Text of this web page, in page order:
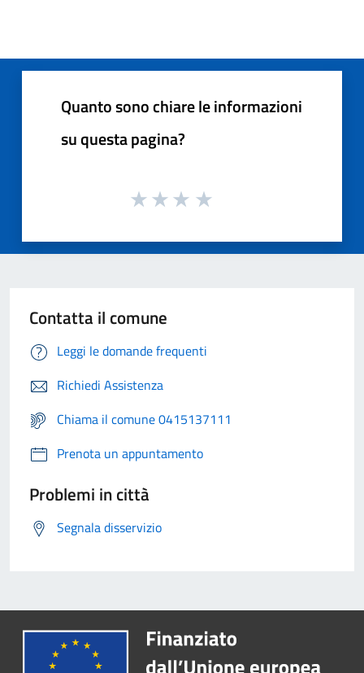
Quanto sono chiare le informazioni
su questa pagina?
Contatta il comune
Leggi le domande frequenti
Richiedi Assistenza
Chiama il comune 0415137111
Prenota un appuntamento
Problemi in città
Segnala disservizio